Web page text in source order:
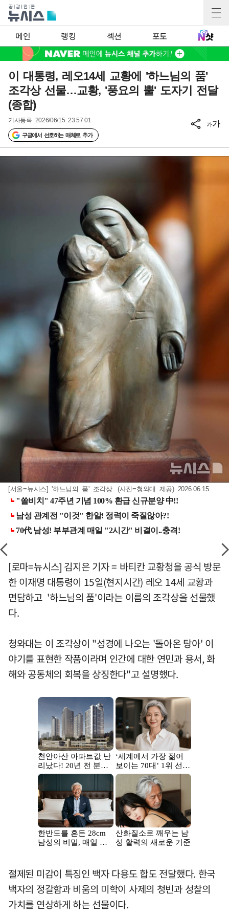
메인 랭킹 섹션 포토
이 대통령, 레오14세 교황에 '하느님의 품'
조각상 선물…교황, '풍요의 뿔' 도자기 전달
(종합)
기사등록 2026/06/15 23:57:01
구글에서 선호하는 매체로 추가
가가
[서울=뉴시스] '하느님의 품' 조각상. (사진=청와대 제공) 2026.06.15
[로마=뉴시스] 김지은 기자 = 바티칸 교황청을 공식 방문
한 이재명 대통령이 15일(현지시간) 레오 14세 교황과
면담하고 '하느님의 품'이라는 이름의 조각상을 선물했
다.
청와대는 이 조각상이 "성경에 나오는 '돌아온 탕아' 이
야기를 표현한 작품이라며 인간에 대한 연민과 용서, 화
해와 공동체의 회복을 상징한다"고 설명했다.
절제된 미감이 특징인 백자 다용도 합도 전달했다. 한국
백자의 정갈함과 비움의 미학이 사제의 청빈과 성찰의
가치를 연상하게 하는 선물이다.